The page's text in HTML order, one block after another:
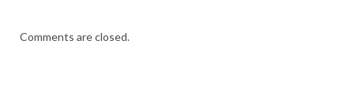
Comments are closed.